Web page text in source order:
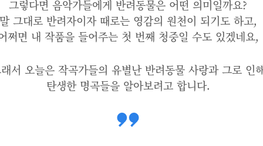
그렇다면 음악가들에게 반려동물은 어떤 의미일까요?
그대로 반려자이자 때로는 영감의 원천이 되기도 하고,
쩌면 내 작품을 들어주는 첫 번째 청중일 수도 있겠네요,
서 오늘은 작곡가들의 유별난 반려동물 사랑과 그로 인
탄생한 명곡들을 알아보려고 합니다.